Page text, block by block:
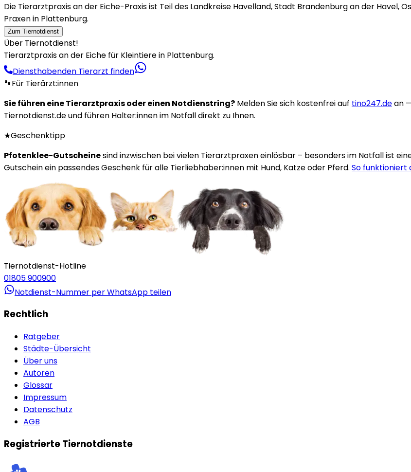
Die Tierarztpraxis an der Eiche-Praxis ist Teil des Landkreise Havelland, Stadt Brandenburg an der
Praxen in Plattenburg.
Zum Tiernotdienst
Über Tiernotdienst!
Tierarztpraxis an der Eiche für Kleintiere in Plattenburg.
Diensthabenden Tierarzt finden
🐾Für Tierärzt:innen
Sie führen eine Tierarztpraxis oder einen Notdienstring? Melden Sie sich kostenfrei auf tino247.dean
Tiernotdienst.de und führen Halter:innen im Notfall direkt zu Ihnen.
★Geschenktipp
Pfotenklee-Gutscheinesind inzwischen bei vielen Tierarztpraxen einlösbar – besonders im Notfall ist
Gutschein ein passendes Geschenk für alle Tierliebhaber:innen mit Hund, Katze oder Pferd. So funktioniert
Tiernotdienst-Hotline
01805 900900
Notdienst-Nummer per WhatsApp teilen
Rechtlich
Ratgeber
Städte-Übersicht
Über uns
Autoren
Glossar
Impressum
Datenschutz
AGB
Registrierte Tiernotdienste